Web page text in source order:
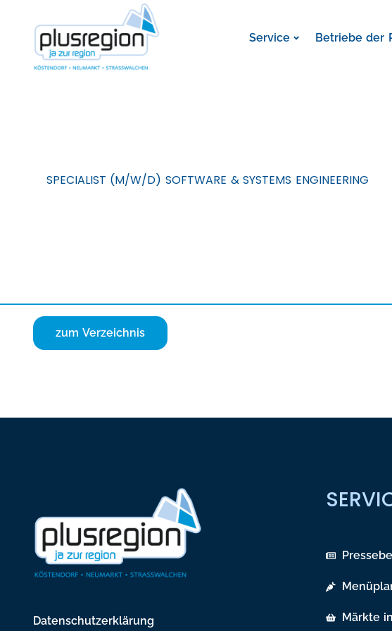
Service Betriebe der
SPECIALIST (M/W/D) SOFTWARE & SYSTEMS ENGINEERING
zum Verzeichnis
Datenschutzerklärung Märkte